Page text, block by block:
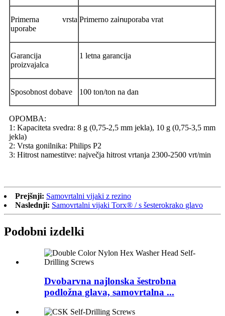
Primerna vrsta
uporabe
Primerno zainuporaba vrat
Garancija
proizvajalca
1 letna garancija
Sposobnost dobave 100 ton/ton na dan
OPOMBA:
1: Kapaciteta svedra: 8 g (0,75-2,5 mm jekla), 10 g (0,75-3,5 mm
jekla)
2: Vrsta gonilnika: Philips P2
3: Hitrost namestitve: največja hitrost vrtanja 2300-2500 vrt/min
Prejšnji: Samovrtalni vijaki z rezino
Naslednji: Samovrtalni vijaki Torx® / s šesterokrako glavo
Podobni izdelki
Dvobarvna najlonska šestrobna
podložna glava, samovrtalna ...